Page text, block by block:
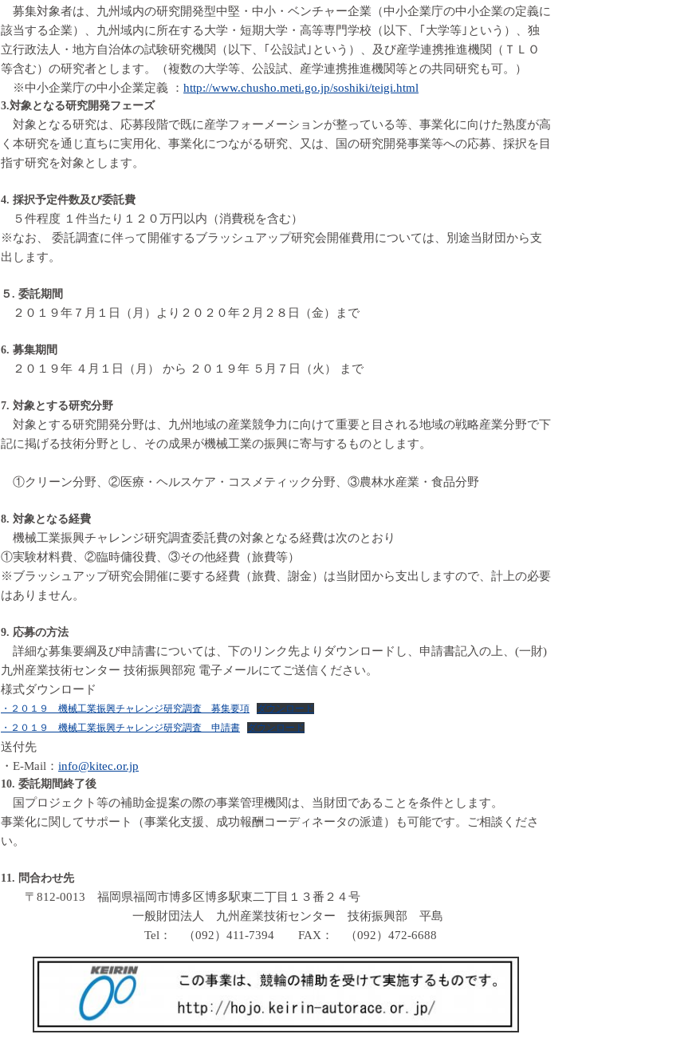
募集対象者は、九州域内の研究開発型中堅・中小・ベンチャー企業（中小企業庁の中小企業の定義に
該当する企業）、九州域内に所在する大学・短期大学・高等専門学校（以下、｢大学等｣という）、独
立行政法人・地方自治体の試験研究機関（以下、｢公設試｣という）、及び産学連携推進機関（ＴＬＯ
等含む）の研究者とします。（複数の大学等、公設試、産学連携推進機関等との共同研究も可。）
※中小企業庁の中小企業定義 ： http://www.chusho.meti.go.jp/soshiki/teigi.html
3.対象となる研究開発フェーズ
対象となる研究は、応募段階で既に産学フォーメーションが整っている等、事業化に向けた熟度が高
く本研究を通じ直ちに実用化、事業化につながる研究、又は、国の研究開発事業等への応募、採択を目
指す研究を対象とします。
4. 採択予定件数及び委託費
５件程度 １件当たり１２０万円以内（消費税を含む）
※なお、 委託調査に伴って開催するブラッシュアップ研究会開催費用については、別途当財団から支
出します。
５. 委託期間
２０１９年７月１日（月）より２０２０年２月２８日（金）まで
6. 募集期間
２０１９年 ４月１日（月） から ２０１９年 ５月７日（火） まで
7. 対象とする研究分野
対象とする研究開発分野は、九州地域の産業競争力に向けて重要と目される地域の戦略産業分野で下
記に掲げる技術分野とし、その成果が機械工業の振興に寄与するものとします。
①クリーン分野、②医療・ヘルスケア・コスメティック分野、③農林水産業・食品分野
8. 対象となる経費
機械工業振興チャレンジ研究調査委託費の対象となる経費は次のとおり
①実験材料費、②臨時傭役費、③その他経費（旅費等）
※ブラッシュアップ研究会開催に要する経費（旅費、謝金）は当財団から支出しますので、計上の必要
はありません。
9. 応募の方法
詳細な募集要綱及び申請書については、下のリンク先よりダウンロードし、申請書記入の上、(一財)
九州産業技術センター 技術振興部宛 電子メールにてご送信ください。
様式ダウンロード
・２０１９ 機械工業振興チャレンジ研究調査 募集要項
ダウンロード
・２０１９ 機械工業振興チャレンジ研究調査 申請書
ダウンロード
送付先
・E-Mail： info@kitec.or.jp
10. 委託期間終了後
国プロジェクト等の補助金提案の際の事業管理機関は、当財団であることを条件とします。
事業化に関してサポート（事業化支援、成功報酬コーディネータの派遣）も可能です。ご相談くださ
い。
11. 問合わせ先
〒812-0013 福岡県福岡市博多区博多駅東二丁目１３番２４号
一般財団法人 九州産業技術センター 技術振興部 平島
Tel： （092）411-7394 FAX： （092）472-6688